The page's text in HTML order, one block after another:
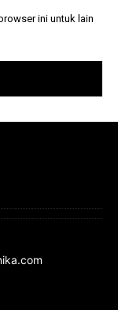
ini untuk lain